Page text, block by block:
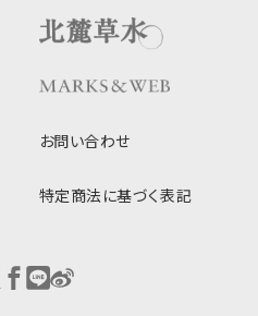
お問い合わせ
特定商法に基づく表記